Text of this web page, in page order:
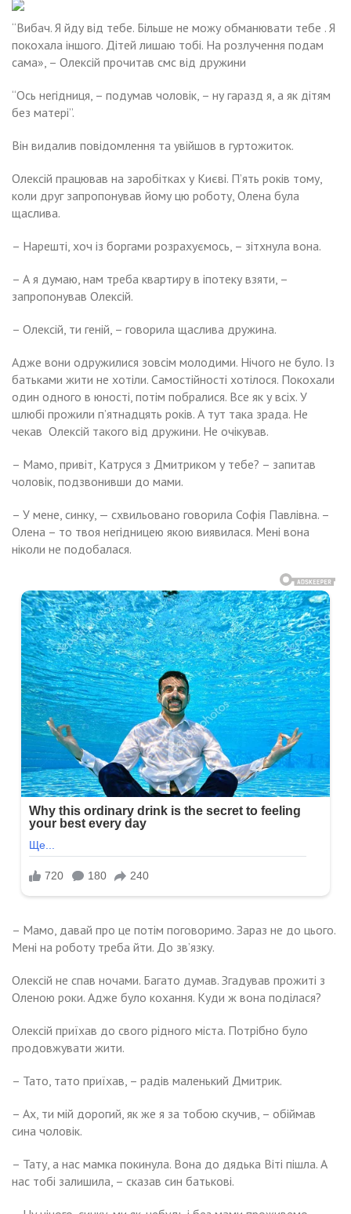
“Вибач. Я йду від тебе. Більше не можу обманювати тебе . Я
покохала іншого. Дітей лишаю тобі. На розлучення подам
сама», – Олексій прочитав смс від дружини
“Ось негідниця, – подумав чоловік, – ну гаразд я, а як дітям
без матері”.
Він видалив повідомлення та увійшов в гуртожиток.
Олексій працював на заробітках у Києві. П’ять років тому,
коли друг запропонував йому цю роботу, Олена була
щаслива.
– Нарешті, хоч із боргами розрахуємось, – зітхнула вона.
– А я думаю, нам треба квартиру в іпотеку взяти, –
запропонував Олексій.
– Олексій, ти геній, – говорила щаслива дружина.
Адже вони одружилися зовсім молодими. Нічого не було. Із
батьками жити не хотіли. Самостійності хотілося. Покохали
один одного в юності, потім побралися. Все як у всіх. У
шлюбі прожили п’ятнадцять років. А тут така зрада. Не
чекав Олексій такого від дружини. Не очікував.
– Мамо, привіт, Катруся з Дмитриком у тебе? – запитав
чоловік, подзвонивши до мами.
– У мене, синку, — схвильовано говорила Софія Павлівна. –
Олена – то твоя негідницею якою виявилася. Мені вона
ніколи не подобалася.
– Мамо, давай про це потім поговоримо. Зараз не до цього.
Мені на роботу треба йти. До зв’язку.
Олексій не спав ночами. Багато думав. Згадував прожиті з
Оленою роки. Адже було кохання. Куди ж вона поділася?
Олексій приїхав до свого рідного міста. Потрібно було
продовжувати жити.
– Тато, тато приїхав, – радів маленький Дмитрик.
– Ах, ти мій дорогий, як же я за тобою скучив, – обіймав
сина чоловік.
– Тату, а нас мамка покинула. Вона до дядька Віті пішла. А
нас тобі залишила, – сказав син батькові.